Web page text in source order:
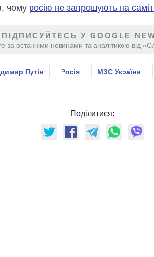
чому росію не запрошують на
ПІДПИСУЙТЕСЬ У GOOGLE
за останніми новинами та аналітикою від
Путін Росія МЗС України
Поділитися: